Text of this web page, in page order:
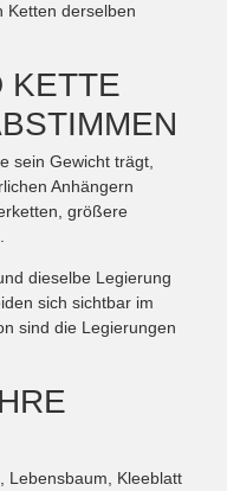
Ketten derselben
KETTE
sein Gewicht trägt,
Anhängern
größere
dieselbe Legierung
sich sichtbar im
sind die Legierungen
Lebensbaum, Kleeblatt